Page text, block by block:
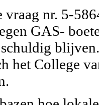
nr. 5-
GAS-
het College